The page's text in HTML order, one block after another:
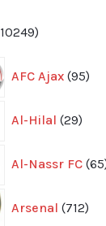
10249
produkter
AFC Ajax 95
Al-Hilal 29
Al-Nassr FC 65
Arsenal 712